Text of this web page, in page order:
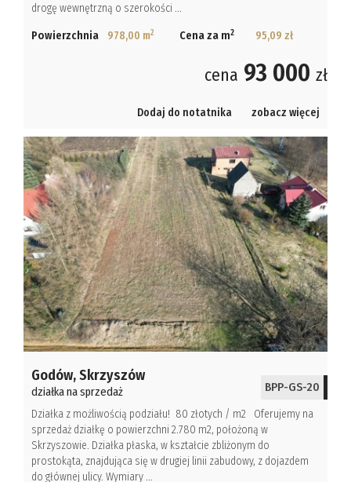
drogę wewnętrzną o szerokości ...
Powierzchnia 978,00 m2 Cena za m2 95,09 zł
cena 93 000 zł
Dodaj do notatnika zobacz więcej
Godów,Skrzyszów
działka na sprzedaż BPP-GS-20
Działka z możliwością podziału! 80 złotych / m2 Oferujemy na
sprzedaż działkę o powierzchni 2.780 m2, położoną w
Skrzyszowie. Działka płaska, w kształcie zbliżonym do
prostokąta, znajdująca się w drugiej linii zabudowy, z dojazdem
do głównej ulicy. Wymiary ...